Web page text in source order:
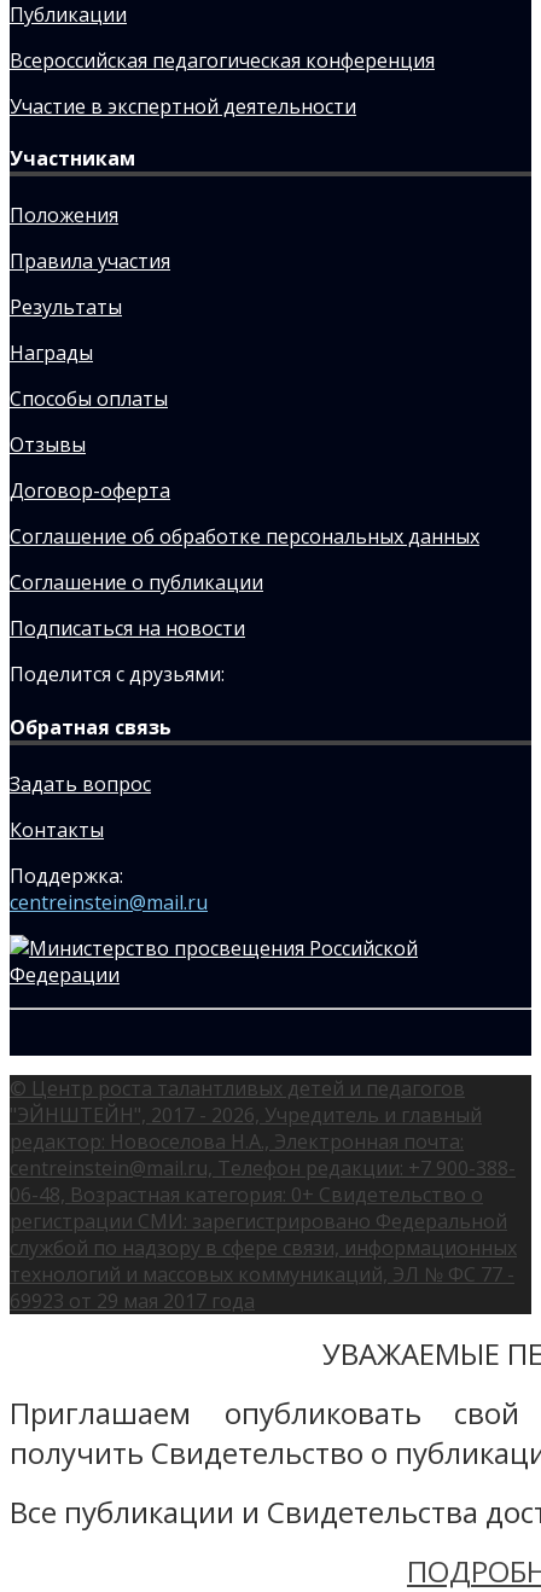
Публикации
Всероссийская педагогическая конференция
Участие в экспертной деятельности
Участникам
Положения
Правила участия
Результаты
Награды
Способы оплаты
Отзывы
Договор-оферта
Соглашение об обработке персональных данных
Соглашение о публикации
Подписаться на новости
Поделится с друзьями:
Обратная связь
Задать вопрос
Контакты
Поддержка:
centreinstein@mail.ru
© Центр роста талантливых детей и педагогов
"ЭЙНШТЕЙН", 2017 - 2026, Учредитель и главный
редактор: Новоселова Н.А., Электронная почта:
centreinstein@mail.ru, Телефон редакции: +7 900-388-
06-48, Возрастная категория: 0+ Свидетельство о
регистрации СМИ: зарегистрировано Федеральной
службой по надзору в сфере связи, информационных
технологий и массовых коммуникаций, ЭЛ № ФС 77 -
69923 от 29 мая 2017 года
УВАЖАЕМЫЕ
Приглашаем опубликовать
получить Свидетельство о
Все публикации и Свидетельства